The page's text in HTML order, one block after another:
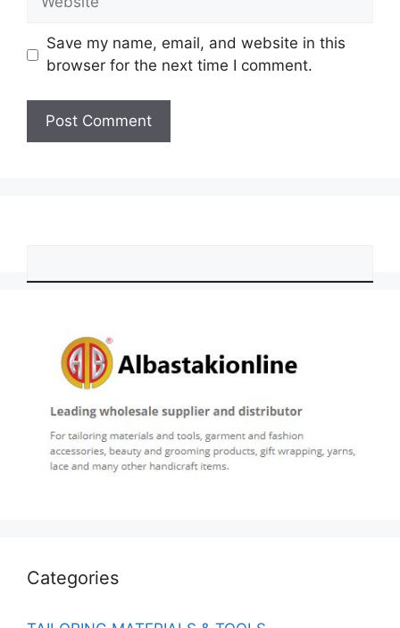
Save my name, email, and website in this
browser for the next time I comment.
Categories